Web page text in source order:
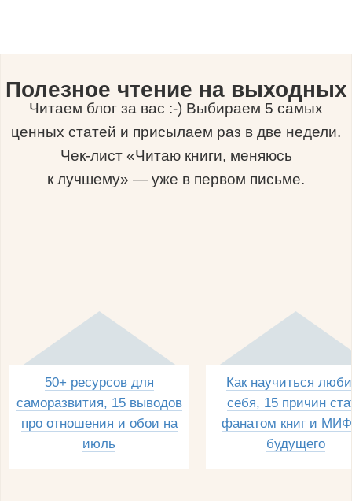
Полезное чтение на выходных
Читаем блог за вас :-) Выбираем 5 самых
ценных статей и присылаем раз в две недели.
Чек-лист «Читаю книги, меняюсь
к лучшему» — уже в первом письме.
50+ ресурсов для
саморазвития, 15 выводов
про отношения и обои на
июль
Как научиться
себя, 15 причин
фанатом книг и
будущего